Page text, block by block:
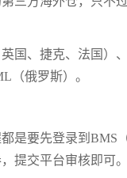
国、捷克、法国）
（俄罗斯）。
是要先登录到BMS
提交平台审核即可。